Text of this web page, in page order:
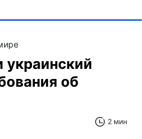
украинский
об
2 мин